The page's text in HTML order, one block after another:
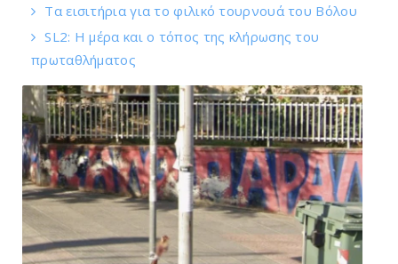
Tα εισιτήρια για το φιλικό τουρνουά του Bόλου
SL2: Η μέρα και ο τόπος της κλήρωσης του
πρωταθλήματος